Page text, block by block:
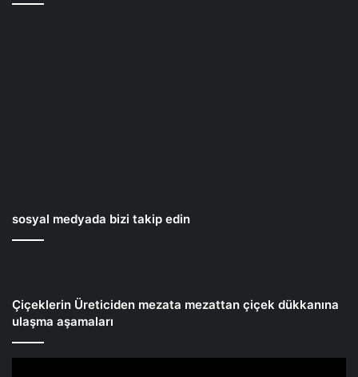
sosyal medyada bizi takip edin
Çiçeklerin Üreticiden mezata mezattan çiçek dükkanına
ulaşma aşamaları